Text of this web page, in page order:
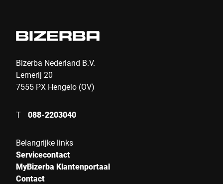
evenement van het Verenigd Koninkrijk.
Bizerba Nederland B.V.
Lemerij 20
7555 PX Hengelo (OV)
T 088-2203040
Belangrijke links
Servicecontact
MyBizerba Klantenportaal
Contact